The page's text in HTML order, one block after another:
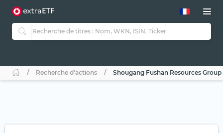
Recherche d'actions Shougang Fushan Resources